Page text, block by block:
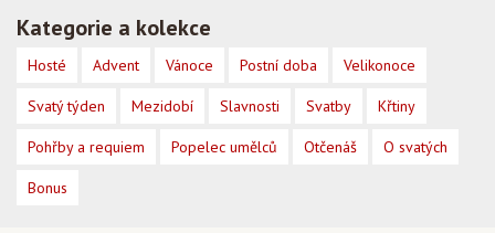
Kategorie a kolekce
Hosté Advent Vánoce Postní doba Velikonoce
Svatý týden Mezidobí Slavnosti Svatby Křtiny
Pohřby a requiem Popelec umělců Otčenáš O svatých
Bonus